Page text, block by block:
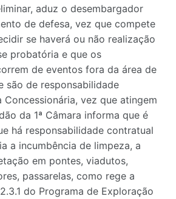
aduz o desembargador
de defesa, vez que compete
se haverá ou não realização
probatória e que os
de eventos fora da área de
são de responsabilidade
vez que atingem
da 1ª Câmara informa que é
há responsabilidade contratual
a incumbência de limpeza, a
em pontes, viadutos,
passarelas, como rege a
do Programa de Exploração